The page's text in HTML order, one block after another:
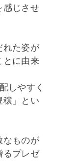
感じさせ
れた姿が
とに由来
しやすく
穣」とい
なものが
るプレゼ